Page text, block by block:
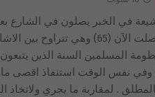
في الخبر يصلون في الشارع
الخبر والتي وصلت الآن (65)
المسلمين السنة الذين
وفي نفس الوقت استنفاذ اقصى
. لمقاربة ما يجري ولاتخاذ